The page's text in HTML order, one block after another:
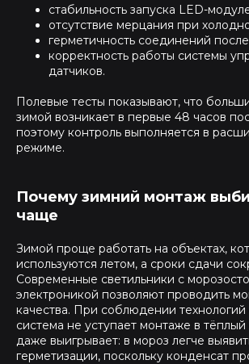
стабильность запуска LED-
отсутствие мерцания при
герметичность соединений
корректность работы системы
датчиков.
Полевые тесты показывают, что
зимой возникает в первые 48 часов
поэтому контроль выполняется в
режиме.
Почему зимний монтаж
чаще
Зимой проще работать на объектах,
используются летом, а сроки сдачи
Современные светильники с
электроникой позволяют проводить
качества. При соблюдении технологий
система не уступает монтаже в тёплый
даже выигрывает: в мороз легче
герметизации, поскольку конденсат